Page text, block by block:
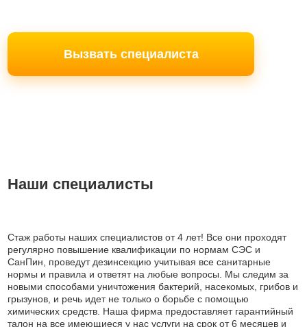
Вызвать специалиста
Наши специалисты
Стаж работы наших специалистов от 4 лет! Все они проходят
регулярно повышение квалификации по нормам СЭС и
СанПин, проведут дезинсекцию учитывая все санитарные
нормы и правила и ответят на любые вопросы. Мы следим за
новыми способами уничтожения бактерий, насекомых, грибов и
грызунов, и речь идет не только о борьбе с помощью
химических средств. Наша фирма предоставляет гарантийный
талон на все имеющиеся у нас услуги на срок от 6 месяцев и